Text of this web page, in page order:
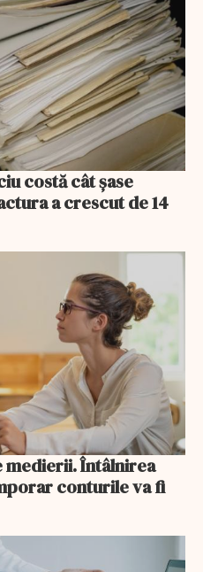
costă cât șase
a crescut de 14
medierii. Întâlnirea
conturile va fi